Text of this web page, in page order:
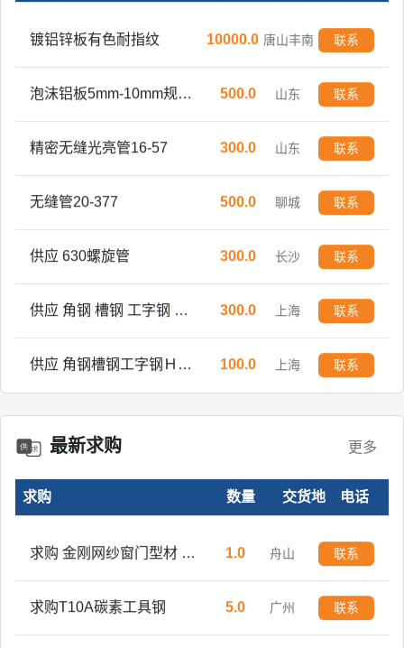
镀铝锌板有色耐指纹 10000.0 唐山丰南 联系
500.0 山东 联系
精密无缝光亮管16-57 300.0 山东 联系
无缝管20-377 500.0 聊城 联系
供应 630螺旋管 300.0 长沙 联系
300.0 上海 联系
100.0 上海 联系
供应 角钢槽钢工字钢Ｈ型钢方管 焊管 镀锌管 500.0 上海 联系
最新求购 更多
求购 数量 交货地 电话
1.0 舟山 联系
求购T10A碳素工具钢 5.0 广州 联系